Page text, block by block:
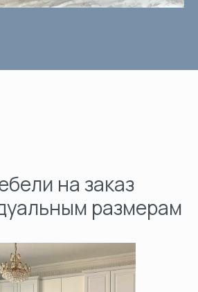
на заказ
размерам